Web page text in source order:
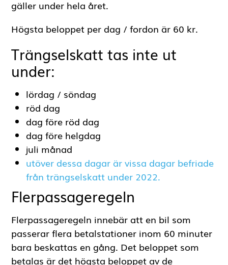
Trängselskatt Göteborg
I Göteborg gör man inte skillnad på
högsäsong och lågsäsong, utan samma taxa
gäller under hela året.
Högsta beloppet per dag / fordon är 60 kr.
Trängselskatt tas inte ut
under:
lördag / söndag
dag före röd dag
dag före helgdag
juli månad
utöver dessa dagar är vissa dagar befriade
från trängselskatt under 2022.